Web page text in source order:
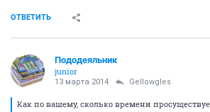
ОТВЕТИТЬ
Пододеяльник
junior
13 марта 2014 Gellowgles
Как по вашему, сколько времени